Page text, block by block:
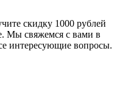
скидку 1000 рублей
Мы свяжемся с вами в
интересующие вопросы.